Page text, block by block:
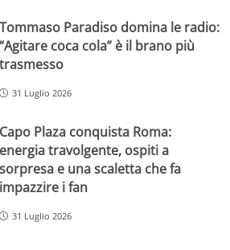
Tommaso Paradiso domina le radio:
“Agitare coca cola” è il brano più
trasmesso
31 Luglio 2026
Capo Plaza conquista Roma:
energia travolgente, ospiti a
sorpresa e una scaletta che fa
impazzire i fan
31 Luglio 2026